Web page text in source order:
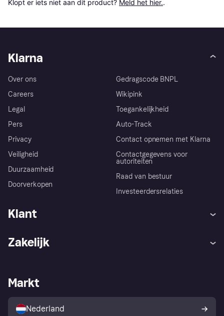
Klopt er iets niet aan dit product? Meld het hier..
Klarna
Over ons
Careers
Legal
Pers
Privacy
Veiligheid
Duurzaamheid
Doorverkopen
Gedragscode BNPL
Wikipink
Toegankelijkheid
Auto-Track
Contact opnemen met Klarna
Contactgegevens voor
autoriteiten
Raad van bestuur
Investeerdersrelaties
Klant
Winkeloverzicht
Kopersbescherming voor
consumenten
Zakelijk
Zakelijke login
Markt
Nederland